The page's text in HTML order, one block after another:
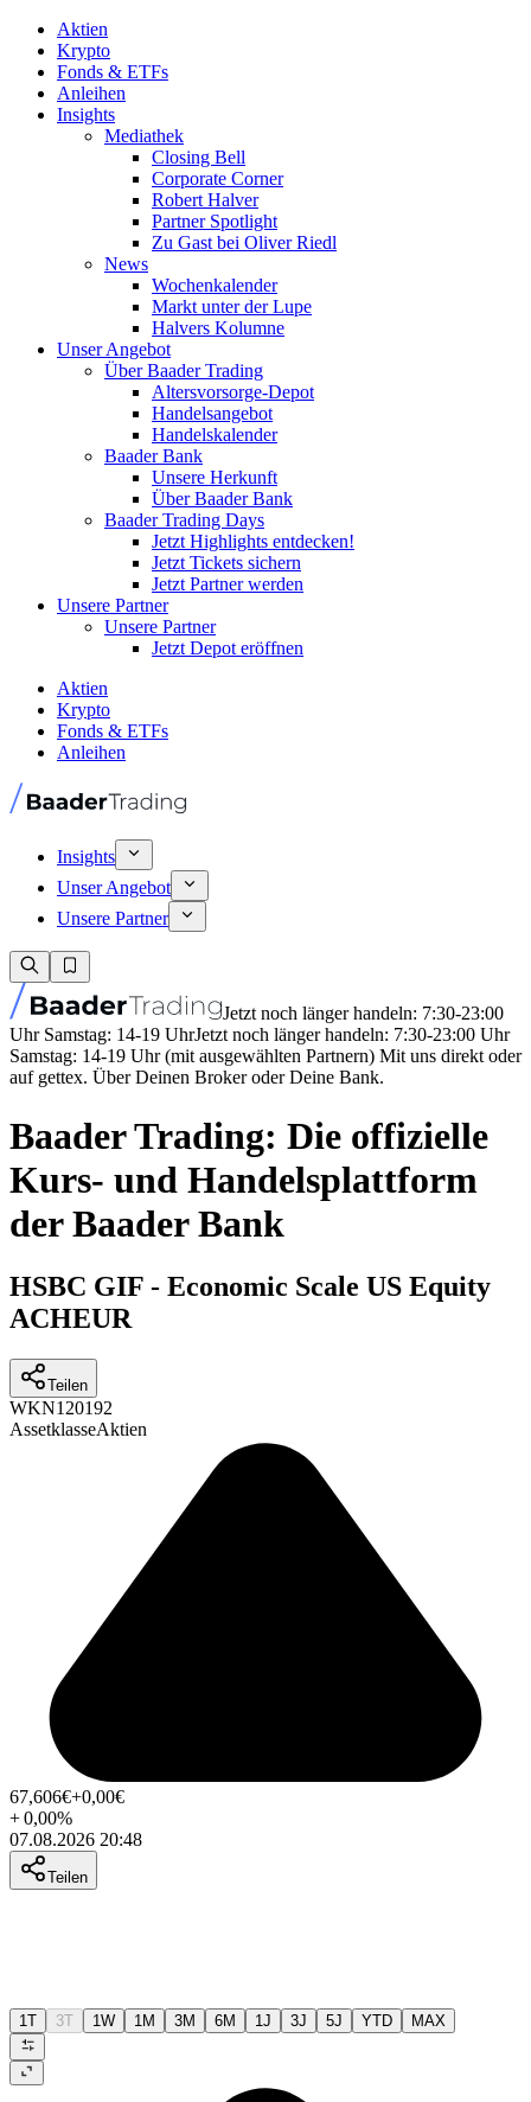
Aktien
Krypto
Fonds & ETFs
Anleihen
Insights
Mediathek
Closing Bell
Corporate Corner
Robert Halver
Partner Spotlight
Zu Gast bei Oliver Riedl
News
Wochenkalender
Markt unter der Lupe
Halvers Kolumne
Unser Angebot
Über Baader Trading
Altersvorsorge-Depot
Handelsangebot
Handelskalender
Baader Bank
Unsere Herkunft
Über Baader Bank
Baader Trading Days
Jetzt Highlights entdecken!
Jetzt Tickets sichern
Jetzt Partner werden
Unsere Partner
Unsere Partner
Jetzt Depot eröffnen
Aktien
Krypto
Fonds & ETFs
Anleihen
Insights
Unser Angebot
Unsere Partner
Jetzt noch länger handeln: 7:30-23:00
Uhr Samstag: 14-19 UhrJetzt noch länger handeln: 7:30-23:00 Uhr
Samstag: 14-19 Uhr (mit ausgewählten Partnern) Mit uns direkt oder
auf gettex. Über Deinen Broker oder Deine Bank.
Baader Trading: Die offizielle
Kurs- und Handelsplattform
der Baader Bank
HSBC GIF - Economic Scale US Equity
ACHEUR
Teilen
WKN120192
AssetklasseAktien
67,606€+0,00€
+0,00%
07.08.2026 20:48
Teilen
1T 3T 1W 1M 3M 6M 1J 3J 5J YTD MAX